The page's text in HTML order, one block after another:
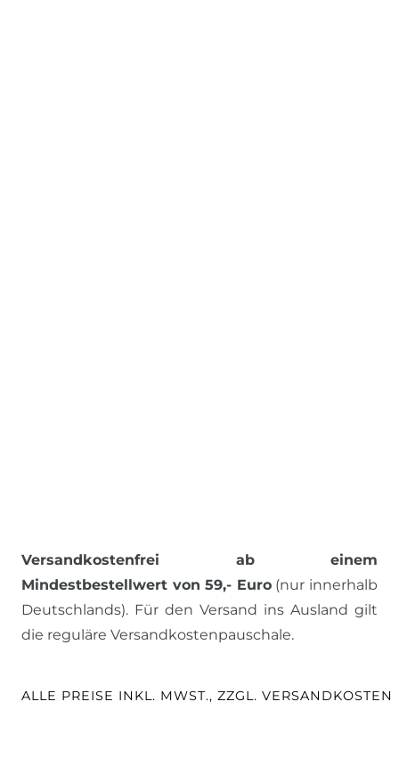
Versandkostenfrei ab einem
Mindestbestellwert von 59,- Euro(nur innerhalb
Deutschlands). Für den Versand ins Ausland gilt
die reguläre Versandkostenpauschale.
ALLE PREISE INKL. MWST., ZZGL. VERSANDKOSTEN